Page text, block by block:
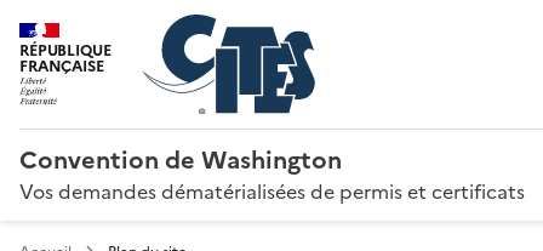
RÉPUBLIQUE
FRANÇAISE
Convention de Washington
Vos demandes dématérialisées de permis et certificats